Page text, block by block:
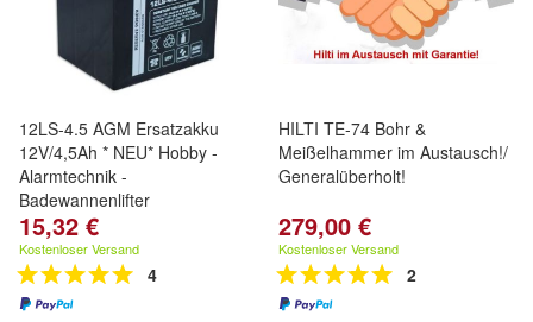
12LS-4.5 AGM Ersatzakku
12V/4,5Ah * NEU* Hobby -
Alarmtechnik -
Badewannenlifter
15,32 €
Kostenloser Versand
4
HILTI TE-74 Bohr &
Meißelhammer im Austausch!/
Generalüberholt!
279,00 €
Kostenloser Versand
2